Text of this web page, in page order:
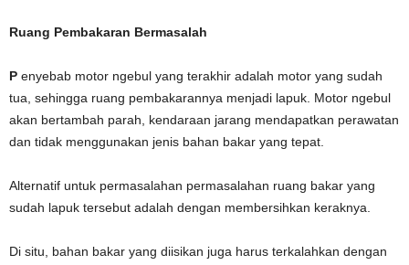
Ruang Pembakaran Bermasalah
P enyebab motor ngebul yang terakhir adalah motor yang sudah
tua, sehingga ruang pembakarannya menjadi lapuk. Motor ngebul
akan bertambah parah, kendaraan jarang mendapatkan perawatan
dan tidak menggunakan jenis bahan bakar yang tepat.
Alternatif untuk permasalahan permasalahan ruang bakar yang
sudah lapuk tersebut adalah dengan membersihkan keraknya.
Di situ, bahan bakar yang diisikan juga harus terkalahkan dengan